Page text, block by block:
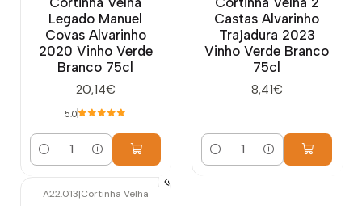
Legado Manuel
Covas Alvarinho
2020 Vinho Verde
Branco 75cl
20,14€
5.0
Quantidade
Castas Alvarinho
Trajadura 2023
Vinho Verde Branco
75cl
8,41€
Quantidade
A22.013|Cortinha Velha